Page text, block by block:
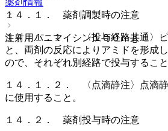
注射用パニマイシン１００ｍｇ
１４．１． 薬剤調製時の注意
１４．１．１． 〈投与経路共通〉
と、両剤の反応によりアミドを形成
ので、それぞれ別経路で投与すること
１４．１．２． 〈点滴静注〉点滴
に使用すること。
１４．２． 薬剤投与時の注意